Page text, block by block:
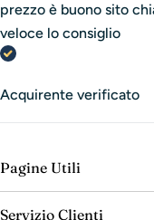
prezzo è buono sito
veloce lo consiglio
Acquirente verificato
Pagine Utili
Servizio Clienti